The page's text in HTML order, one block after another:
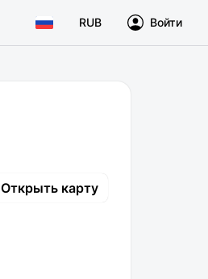
RUB Войти
Открыть карту